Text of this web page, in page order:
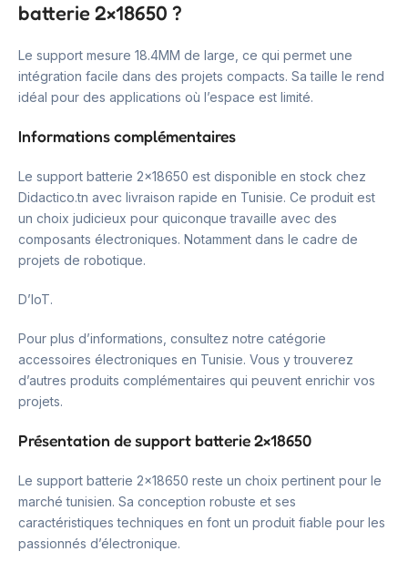
batterie 2×18650 ?
Le support mesure 18.4MM de large, ce qui permet une
intégration facile dans des projets compacts. Sa taille le rend
idéal pour des applications où l’espace est limité.
Informations complémentaires
Le support batterie 2×18650 est disponible en stock chez
Didactico.tn avec livraison rapide en Tunisie. Ce produit est
un choix judicieux pour quiconque travaille avec des
composants électroniques. Notamment dans le cadre de
projets de robotique.
D’IoT.
Pour plus d’informations, consultez notre catégorie
accessoires électroniques en Tunisie. Vous y trouverez
d’autres produits complémentaires qui peuvent enrichir vos
projets.
Présentation de support batterie 2×18650
Le support batterie 2×18650 reste un choix pertinent pour le
marché tunisien. Sa conception robuste et ses
caractéristiques techniques en font un produit fiable pour les
passionnés d’électronique.